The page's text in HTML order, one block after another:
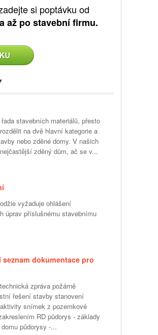
si poptávku od
až po stavební firmu.
stavebních materiálů, přesto
na dvě hlavní kategorie a
nebo zděné domy. V našich
zděný dům, ač se v...
vyžaduje ohlášení
úprav příslušnému stavebnímu
seznam dokumentace pro
zpráva požárně
řešení stavby stanovení
snímek z pozemkové
RD půdorys - základy
domu půdorysy -...